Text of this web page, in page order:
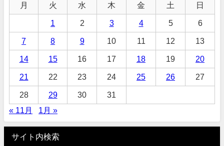
月 火 水 木 金 土 日
1 2 3 4 5 6
7 8 9 10 11 12 13
14 15 16 17 18 19 20
21 22 23 24 25 26 27
28 29 30
31
« 11月
1月 »
サイト内検索